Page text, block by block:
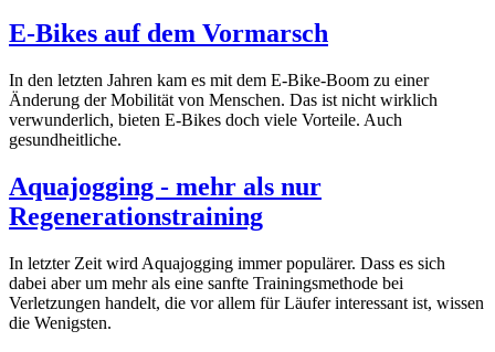
E-Bikes auf dem Vormarsch
In den letzten Jahren kam es mit dem E-Bike-Boom zu einer
Änderung der Mobilität von Menschen. Das ist nicht wirklich
verwunderlich, bieten E-Bikes doch viele Vorteile. Auch
gesundheitliche.
Aquajogging - mehr als nur
Regenerationstraining
In letzter Zeit wird Aquajogging immer populärer. Dass es sich
dabei aber um mehr als eine sanfte Trainingsmethode bei
Verletzungen handelt, die vor allem für Läufer interessant ist, wissen
die Wenigsten.